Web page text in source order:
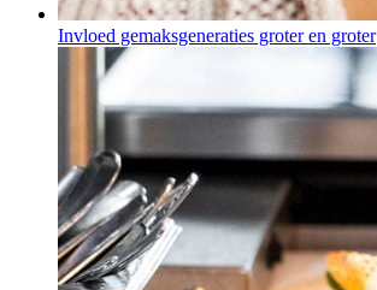
Invloed gemaksgeneraties groter en groter